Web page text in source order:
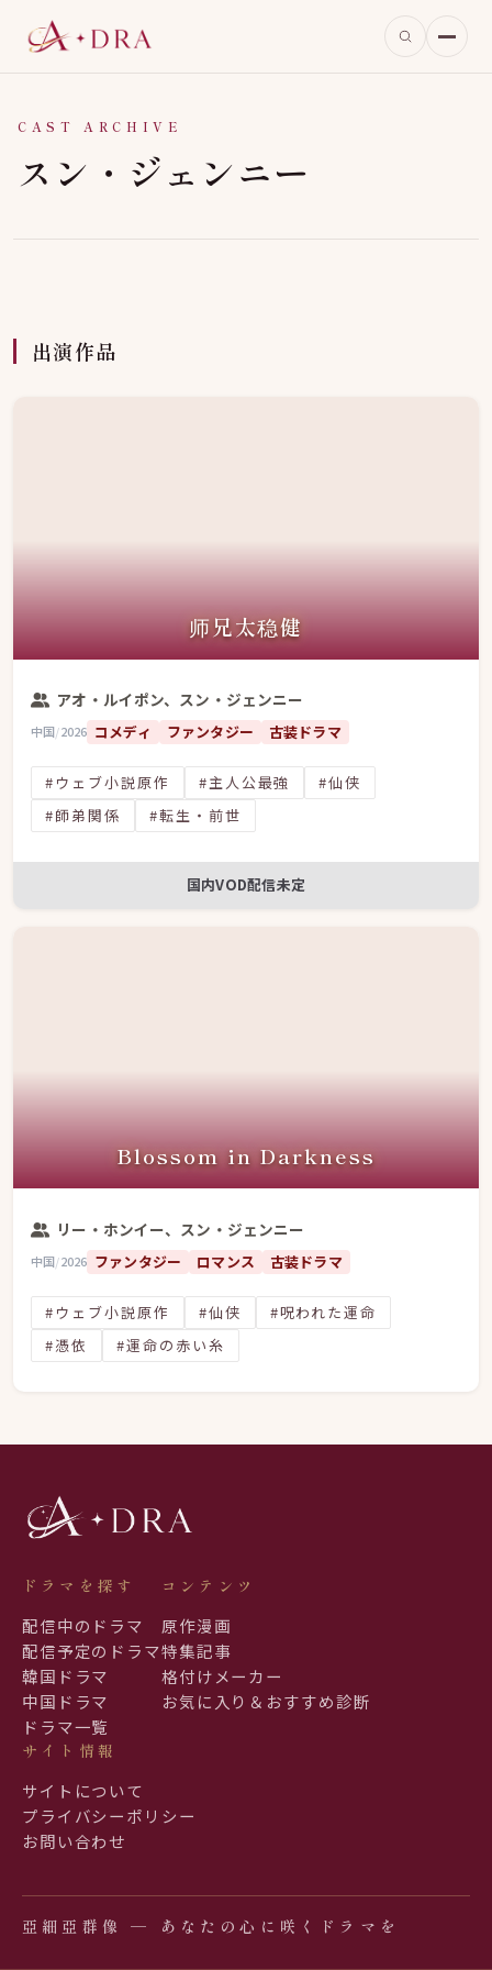
CAST ARCHIVE
スン・ジェンニー
出演作品
师兄太稳健
アオ・ルイポン、スン・ジェンニー
中国/2026 コメディ ファンタジー 古装ドラマ
#ウェブ小説原作 #主人公最強
#仙侠
#師弟関係
#転生・前世
国内VOD配信未定
Blossom in Darkness
リー・ホンイー、スン・ジェンニー
中国/2026 ファンタジー ロマンス 古装ドラマ
#ウェブ小説原作 #仙侠
#呪われた運命
#憑依
#運命の赤い糸
ドラマを探す
配信中のドラマ
配信予定のドラマ
韓国ドラマ
中国ドラマ
ドラマ一覧
コンテンツ
原作漫画
特集記事
格付けメーカー
お気に入り＆おすすめ診断
サイト情報
サイトについて
プライバシーポリシー
お問い合わせ
亞細亞群像 ─ あなたの心に咲くドラマを